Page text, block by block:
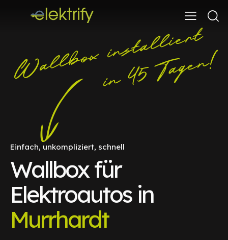
Einfach, unkompliziert, schnell
Wallbox für
Elektroautos in
Murrhardt